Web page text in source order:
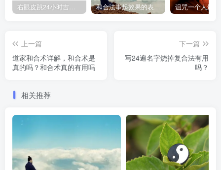
右眼皮跳24小时吉凶预兆 和合法事起效果的表现，出现这些就要留意了
上一篇
道家和合术详解，和合术是
真的吗？和合术真的有用吗
下一篇
写24遍名字烧掉复合法有用
吗？
相关推荐